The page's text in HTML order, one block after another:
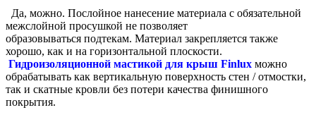
Да, можно. Послойное нанесение материала с обязательной
межслойной просушкой не позволяет
образовываться подтекам. Материал закрепляется также
хорошо, как и на горизонтальной плоскости.
Гидроизоляционной мастикой для крыш Finlux можно
обрабатывать как вертикальную поверхность стен / отмостки,
так и скатные кровли без потери качества финишного
покрытия.